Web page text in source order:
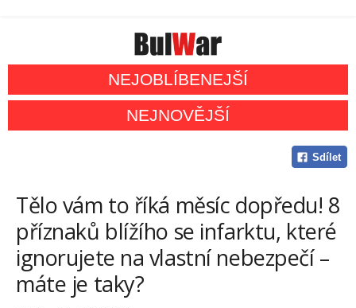
NEJOBLÍBENEJŠÍ
NEJNOVĚJŠÍ
Sdílet
Tělo vám to říká měsíc dopředu! 8
příznaků blížího se infarktu, které
ignorujete na vlastní nebezpečí –
máte je taky?